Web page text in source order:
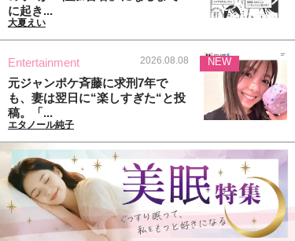
に起き...
大夏えい
Entertainment 2026.08.08
元ジャンポケ斉藤に求刑7年で
も、妻は翌日に“楽しすぎた“と投
稿。「...
エタノール純子
NEW